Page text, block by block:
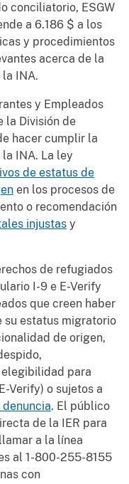
conciliatorio, ESGW
a 6.186 $ a los
y procedimientos
acerca de la
INA.
y Empleados
la División de
hacer cumplir la
INA. La ley
de estatus de
en los procesos de
o recomendación
injustas y
de refugiados
I-9 e E-Verify
que creen haber
su estatus migratorio
de origen,
para
Verify) o sujetos a
. El público
de la IER para
a la línea
al 1-800-255-8155
con